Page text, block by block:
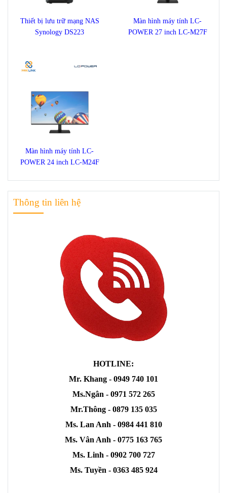
Thiết bị lưu trữ mạng NAS
Synology DS223
Màn hình máy tính LC-
POWER 27 inch LC-M27F
Màn hình máy tính LC-
POWER 24 inch LC-M24F
Thông tin liên hệ
HOTLINE:
Mr. Khang - 0949 740 101
Ms.Ngân - 0971 572 265
Mr.Thông - 0879 135 035
Ms. Lan Anh - 0984 441 810
Ms. Vân Anh - 0775 163 765
Ms. Linh - 0902 700 727
Ms. Tuyền - 0363 485 924